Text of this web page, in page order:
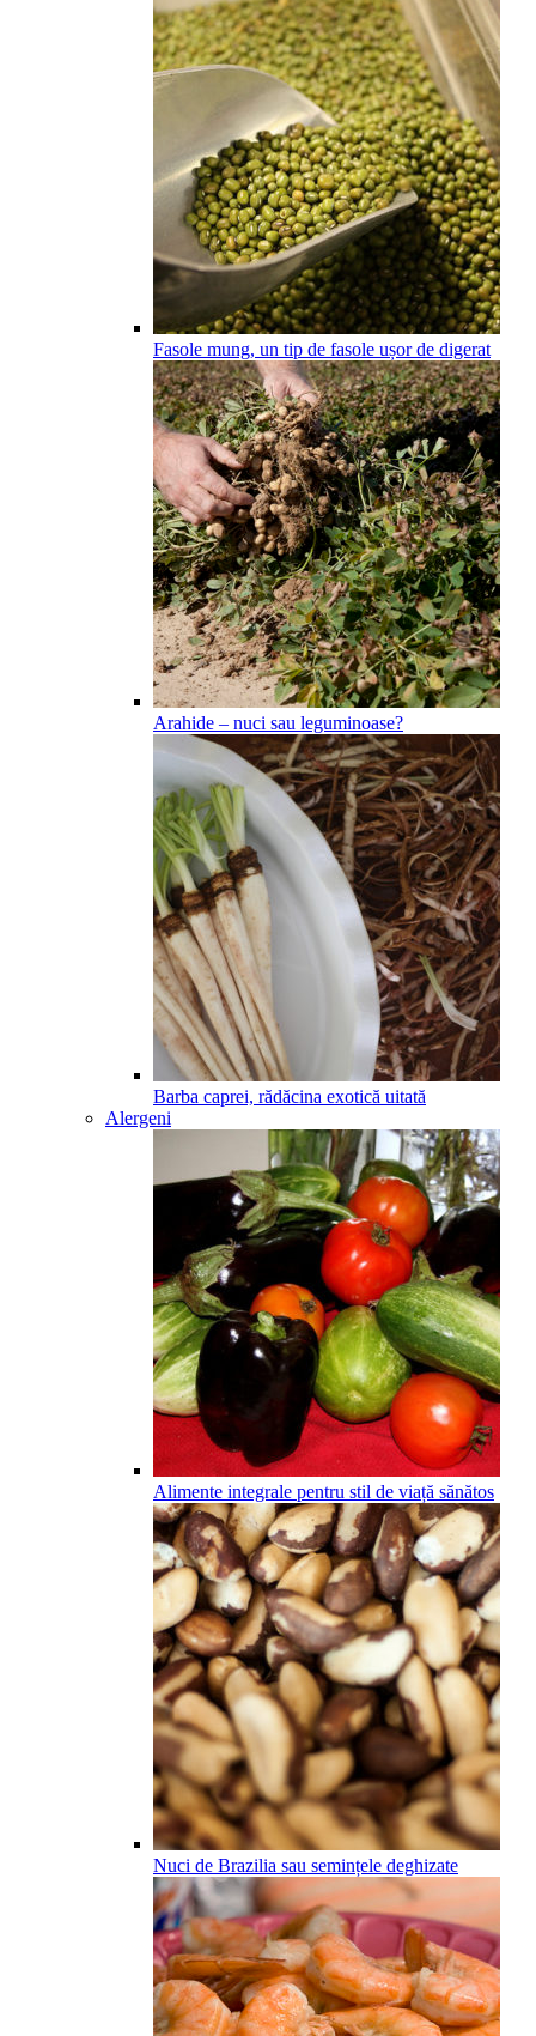
Fasole mung, un tip de fasole ușor de digerat
Arahide – nuci sau leguminoase?
Barba caprei, rădăcina exotică uitată
Alergeni
Alimente integrale pentru stil de viață sănătos
Nuci de Brazilia sau semințele deghizate